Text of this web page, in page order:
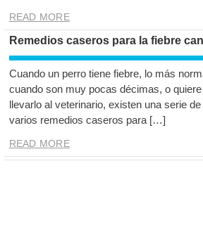
READ MORE
Remedios caseros para la fiebre
Cuando un perro tiene fiebre, lo más
cuando son muy pocas décimas, o
llevarlo al veterinario, existen una serie
varios remedios caseros para […]
READ MORE